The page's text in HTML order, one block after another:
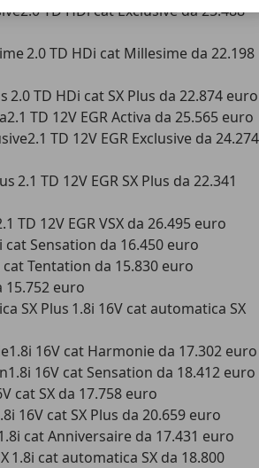
TD HDi cat Exclusive da 25.488
2.0 TD HDi cat Millesime da 22.198
2.0 TD HDi cat SX Plus da 22.874 euro
TD 12V EGR Activa da 25.565 euro
TD 12V EGR Exclusive da 24.274
2.1 TD 12V EGR SX Plus da 22.341
TD 12V EGR VSX da 26.495 euro
cat Sensation da 16.450 euro
Tentation da 15.830 euro
15.752 euro
SX Plus 1.8i 16V cat automatica SX
16V cat Harmonie da 17.302 euro
16V cat Sensation da 18.412 euro
cat SX da 17.758 euro
16V cat SX Plus da 20.659 euro
cat Anniversaire da 17.431 euro
1.8i cat automatica SX da 18.800